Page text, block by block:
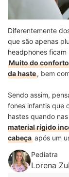
Diferentemente
que são apenas
headphones ficam
Muito do
da haste, bem
Sendo assim,
fones infantis que
hastes quando
material rígido
cabeça após um
Pediatra
Lorena